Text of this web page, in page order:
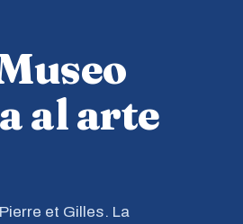
al arte
et Gilles. La